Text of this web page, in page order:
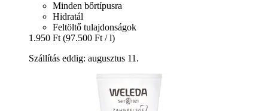
Minden bőrtípusra
Hidratál
Feltöltő tulajdonságok
1.950 Ft (97.500 Ft / l)
Szállítás eddig: augusztus 11.